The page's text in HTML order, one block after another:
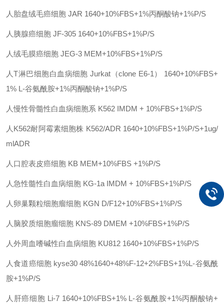
人胎盘绒毛癌细胞 JAR 1640+10%FBS+1%丙酮酸钠+1%P/S
人胰腺癌细胞 JF-305 1640+10%FBS+1%P/S
人绒毛膜癌细胞 JEG-3 MEM+10%FBS+1%P/S
人T淋巴细胞白血病细胞 Jurkat（clone E6-1）
1640+10%FBS+
1% L-谷氨酰胺+1%丙酮酸钠+1%P/S
人慢性骨髓性白血病细胞系 K562 IMDM + 10%FBS+1%P/S
人 K562耐阿霉素细胞株 K562/ADR 1640+10%FBS+1%P/S+1ug/
mlADR
人口腔表皮癌细胞 KB MEM+10%FBS +1%P/S
人急性髓性白血病细胞 KG-1a IMDM + 10%FBS+1%P/S
人卵巢颗粒细胞瘤细胞 KGN D/F12+10%FBS+1%P/S
人脑胶质细胞瘤细胞 KNS-89 DMEM +10%FBS+1%P/S
人外周血嗜碱性白血病细胞 KU812 1640+10%FBS+1%P/S
人食道癌细胞 kyse30 48%1640+48%F-12+2%FBS+1%L-谷氨酰
胺+1%P/S
人肝癌细胞 Li-7 1640+10%FBS+1% L-谷氨酰胺+1%丙酮酸钠+